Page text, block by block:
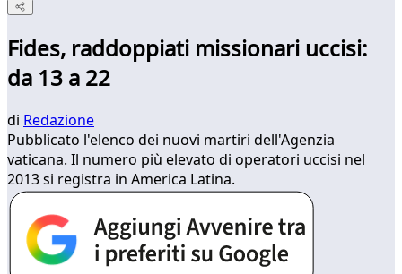
Fides, raddoppiati missionari uccisi:
da 13 a 22
di Redazione
Pubblicato l'elenco dei nuovi martiri dell'Agenzia
vaticana. Il numero più elevato di operatori uccisi nel
2013 si registra in America Latina.